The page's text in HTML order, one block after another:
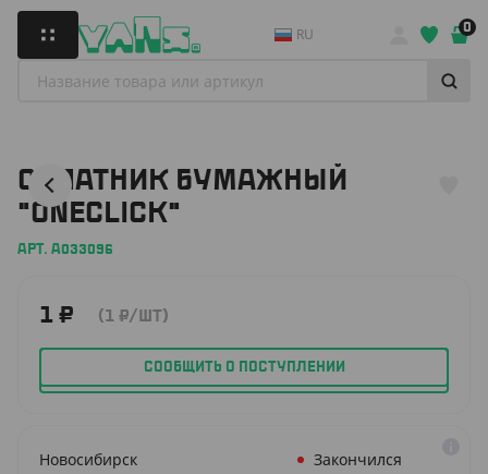
RU 0
САЛАТНИК БУМАЖНЫЙ
"ONECLICK"
АРТ. A033096
1 ₽ (1 ₽/ШТ)
СООБЩИТЬ О ПОСТУПЛЕНИИ
Новосибирск
Закончился